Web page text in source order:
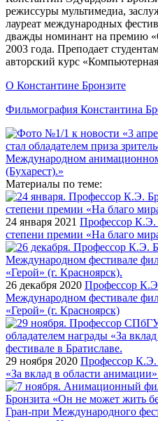
режиссуры мультимедиа,
лауреат международных
дважды номинант на премию
2003 года. Преподает
авторский курс
О Константине Бронзите
Фильмография Константина
Материалы по теме:
24 января 2021 Профессор К.Э.
степени премии «На благо
26 декабря 2020 Профессор
Международном фестивале
«Герой» (г. Красноярск)
29 ноября 2020 Профессор К.Э.
«За вклад в области